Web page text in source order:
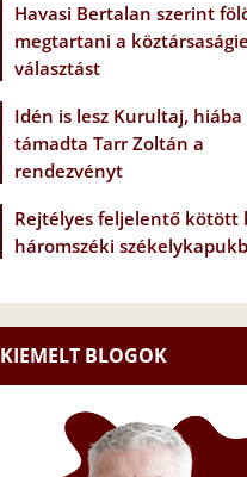
Havasi Bertalan szerint
megtartani a
választást
Idén is lesz Kurultaj, hiába
támadta Tarr Zoltán a
rendezvényt
Rejtélyes feljelentő kötött
háromszéki
KIEMELT BLOGOK